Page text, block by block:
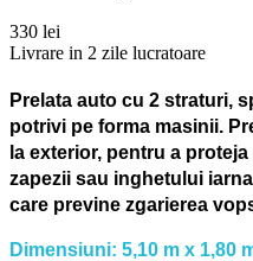
330 lei
Livrare in 2 zile lucratoare
Prelata auto cu 2 straturi,
potrivi pe forma masinii.
la exterior, pentru a
zapezii sau inghetului
care previne zgarierea
Dimensiuni: 5,10 m x 1,80